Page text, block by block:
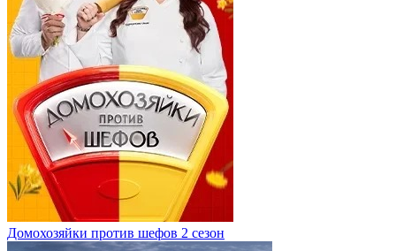
Домохозяйки против шефов 2 сезон